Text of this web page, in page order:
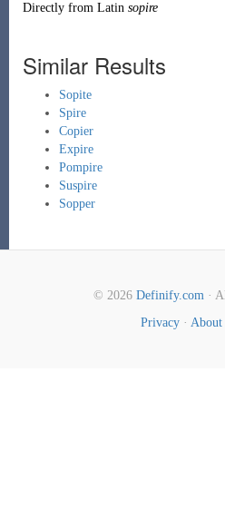
Directly from Latin sopire
Similar Results
Sopite
Spire
Copier
Expire
Pompire
Suspire
Sopper
© 2026 Definify.com·
Privacy · About